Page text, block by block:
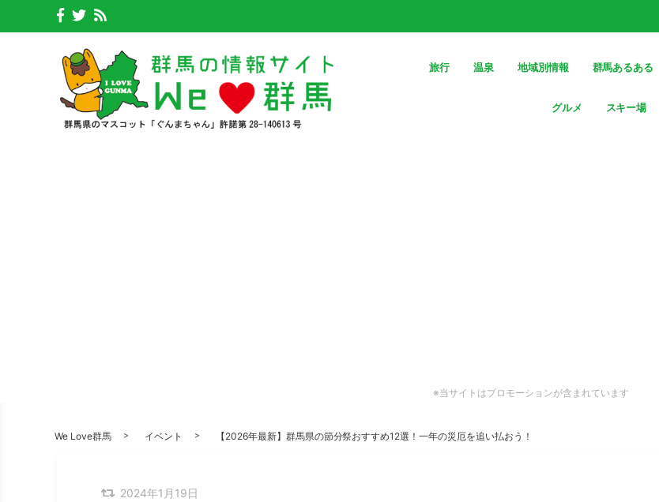
旅行 温泉 地域別情報 群馬あるある
グルメ スキー場
※当サイトはプロモーションが含まれています
We Love群馬 イベント 【2026年最新】群馬県の節分祭おすすめ12選！一年の災厄を追い払おう！
2024年1月19日